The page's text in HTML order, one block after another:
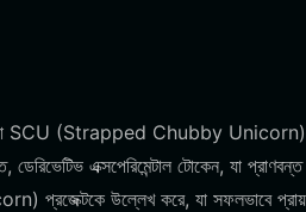
যা SCU (Strapped Chubby Unicorn)
এক্সপেরিমেন্টাল টোকেন, যা
উল্লেখ করে, যা সফলভাবে প্রায় ১১